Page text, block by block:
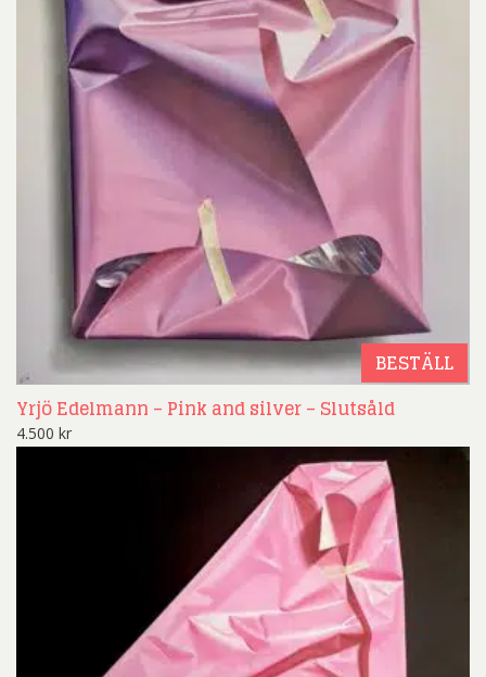
BESTÄLL
Yrjö Edelmann – Pink and silver – Slutsåld
4.500 kr